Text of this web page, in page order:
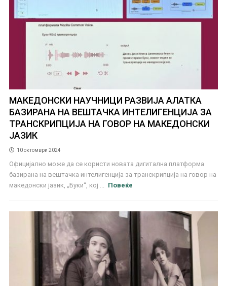
МАКЕДОНСКИ НАУЧНИЦИ РАЗВИЈА АЛАТКА
БАЗИРАНА НА ВЕШТАЧКА ИНТЕЛИГЕНЦИЈА ЗА
ТРАНСКРИПЦИЈА НА ГОВОР НА МАКЕДОНСКИ
ЈАЗИК
10 октомври 2024
Официјално може да се користи новата дигитална платформа
базирана на вештачка интелигенција за транскрипција на говор на
македонски јазик, „Буки“, кој ...
Повеќе